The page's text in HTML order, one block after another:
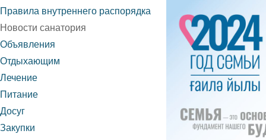
Правила внутреннего распорядка
Новости санатория
Объявления
Отдыхающим
Лечение
Питание
Досуг
Закупки